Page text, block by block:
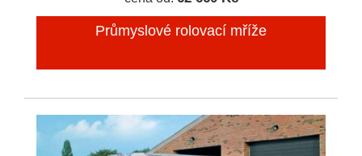
Průmyslové rolovací mříže